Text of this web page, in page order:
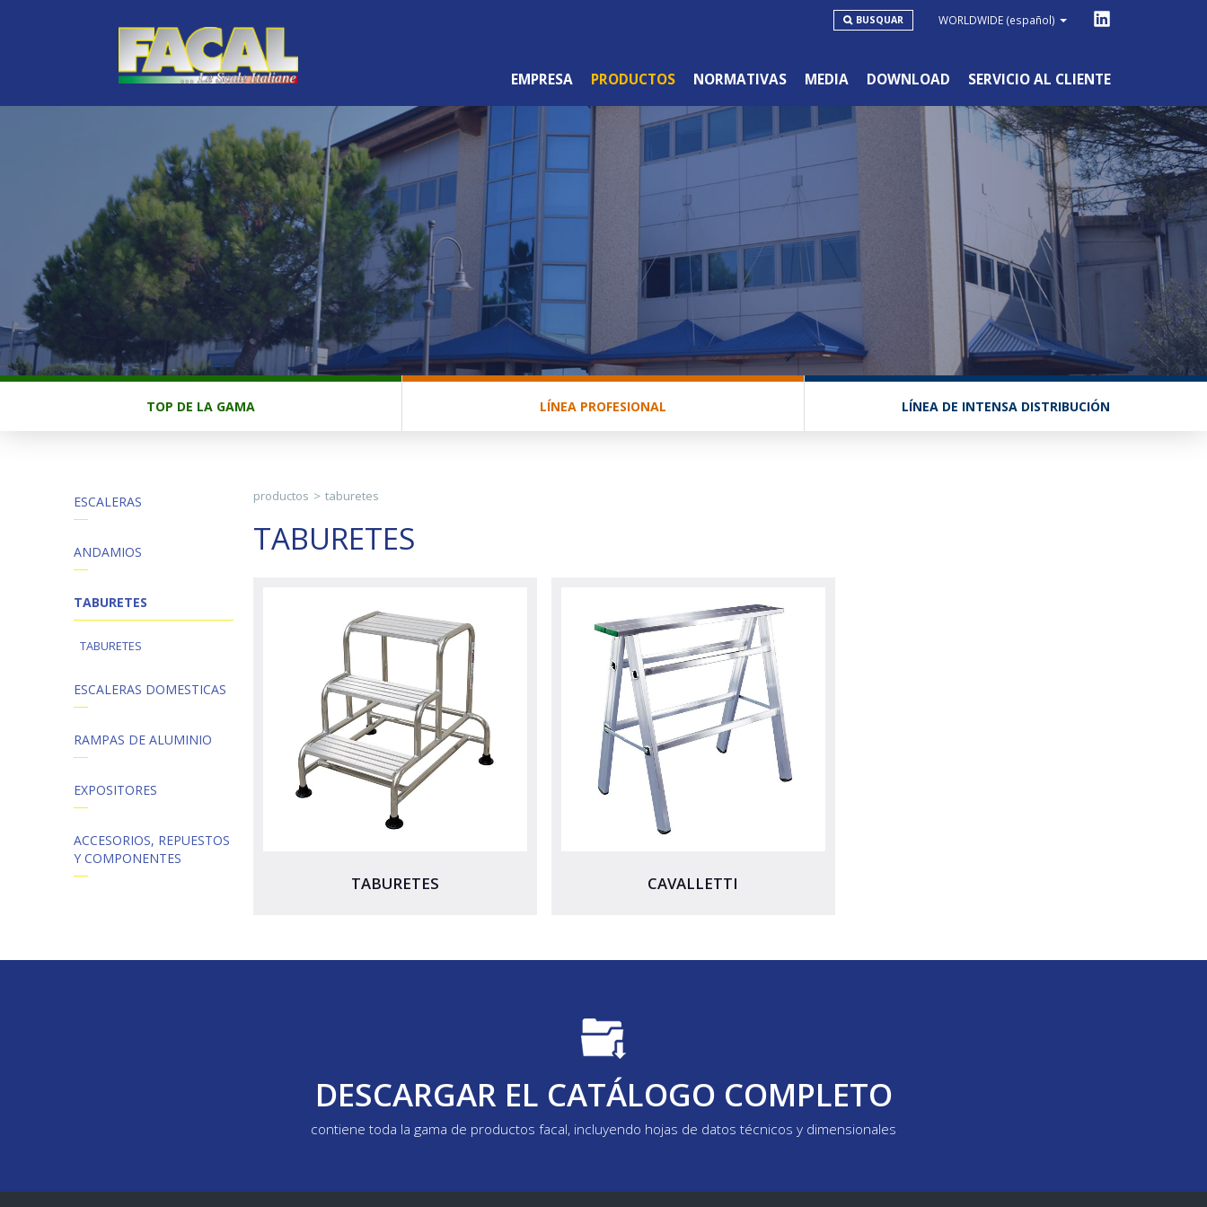
WORLDWIDE (español)
BUSQUAR
EMPRESA PRODUCTOS NORMATIVAS MEDIA DOWNLOAD SERVICIO AL CLIENTE
TOP DE LA GAMA LÍNEA PROFESIONAL LÍNEA DE INTENSA DISTRIBUCIÓN
ESCALERAS
ANDAMIOS
TABURETES
TABURETES
ESCALERAS DOMESTICAS
RAMPAS DE ALUMINIO
EXPOSITORES
ACCESORIOS, REPUESTOS
Y COMPONENTES
productos > taburetes
TABURETES
TABURETES CAVALLETTI
DESCARGAR EL CATÁLOGO COMPLETO
contiene toda la gama de productos facal, incluyendo hojas de datos técnicos y dimensionales